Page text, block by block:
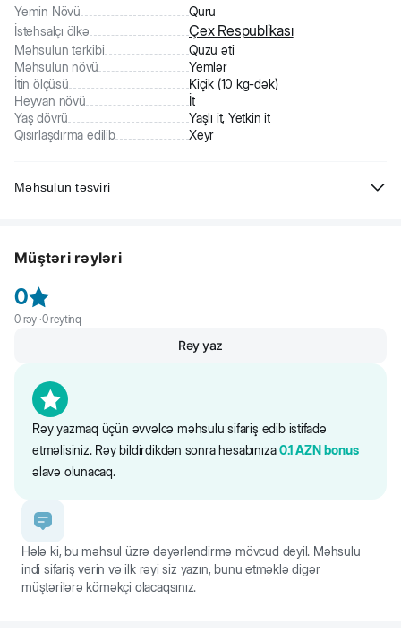
Yemin Növü
Quru
İstehsalçı ölkə
Çex Respublikası
Məhsulun tərkibi
Quzu əti
Məhsulun növü
Yemlər
İtin ölçüsü
Kiçik (10 kg-dək)
Heyvan növü
İt
Yaş dövrü
Yaşlı it, Yetkin it
Qısırlaşdırma edilib
Xeyr
Məhsulun təsviri
Müştəri rəyləri
0
0rəy ·0reytinq
Rəy yazmaq üçün əvvəlcə məhsulu sifariş edib istifadə
etməlisiniz. Rəy bildirdikdən sonra hesabınıza0.1 AZN bonus
əlavə olunacaq.
Rəy yaz
Hələ ki, bu məhsul üzrə dəyərləndirmə mövcud deyil. Məhsulu
indi sifariş verin və ilk rəyi siz yazın, bunu etməklə digər
müştərilərə köməkçi olacaqsınız.